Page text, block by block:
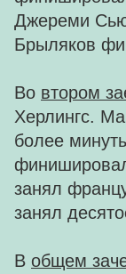
Джереми
Брыляков
Во втором
Херлингс.
более
занял
занял
В общем